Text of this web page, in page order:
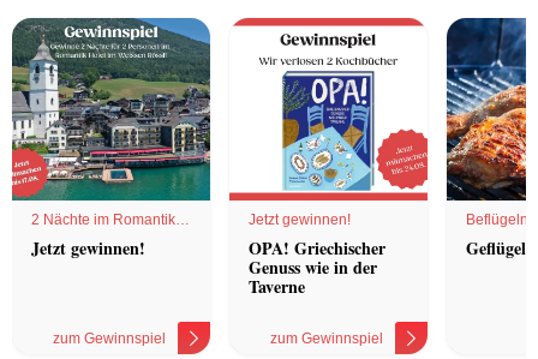
2 Nächte im Romantik
Hotel
Jetzt gewinnen!
zum Gewinnspiel
Jetzt gewinnen!
OPA! Griechischer
Genuss wie in der
Taverne
zum Gewinnspiel
Geflügel